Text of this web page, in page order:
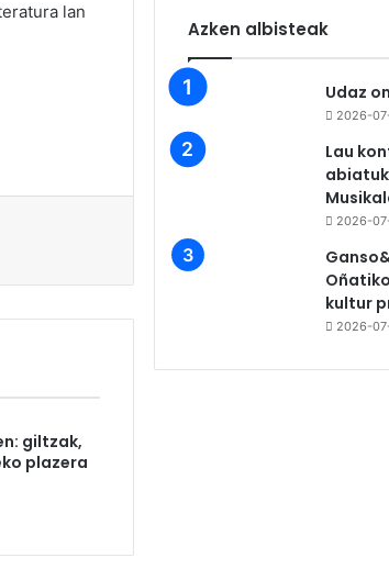
lan
giltzak,
plazera
Azken albisteak
Udaz
2026-
Lau
2026-
kultur
2026-